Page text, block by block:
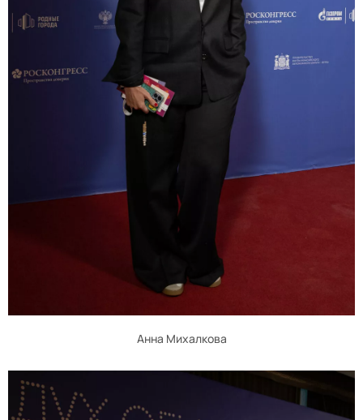
Анна Михалкова